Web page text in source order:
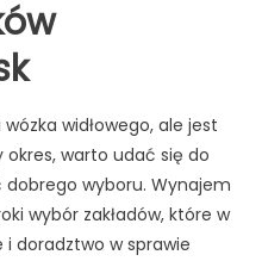
widłowego, ale jest
warto udać się do
dobrego wyboru. Wynajem
wybór zakładów, które w
doradztwo w sprawie